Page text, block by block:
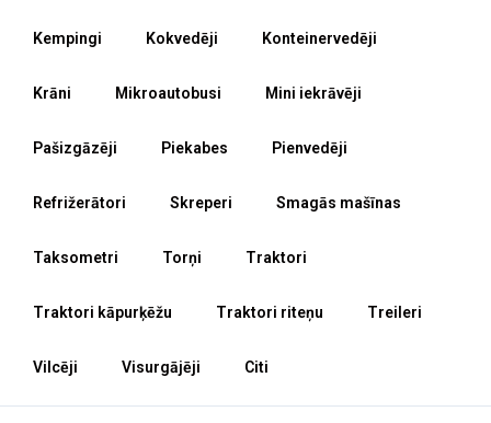
Kempingi Kokvedēji Konteinervedēji
Krāni Mikroautobusi Mini iekrāvēji
Pašizgāzēji Piekabes Pienvedēji
Refrižerātori Skreperi Smagās mašīnas
Taksometri Torņi Traktori
Traktori kāpurķēžu Traktori riteņu Treileri
Vilcēji Visurgājēji Citi